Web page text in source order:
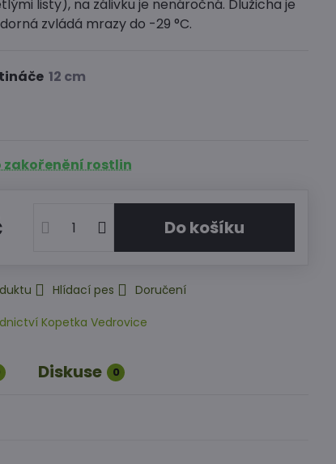
listy), na zálivku je nenáročná. Dlužicha je
zvládá mrazy do -29 °C.
zakořenění rostlin
Do košíku
Hlídací pes
Doručení
Kopetka Vedrovice
Diskuse 0